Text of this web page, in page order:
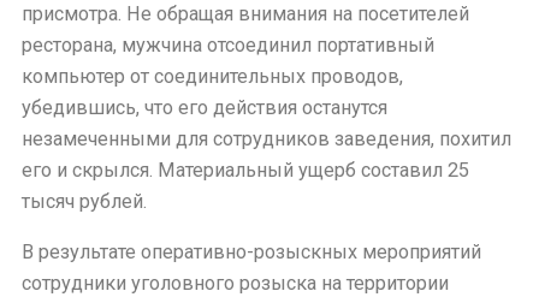
присмотра. Не обращая внимания на посетителей
ресторана, мужчина отсоединил портативный
компьютер от соединительных проводов,
убедившись, что его действия останутся
незамеченными для сотрудников заведения, похитил
его и скрылся. Материальный ущерб составил 25
тысяч рублей.
В результате оперативно-розыскных мероприятий
сотрудники уголовного розыска на территории